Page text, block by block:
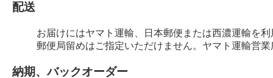
配送
お届けにはヤマト運輸、日本郵便または西濃運輸を
郵便局留めはご指定いただけません。ヤマト運輸営
納期、バックオーダー